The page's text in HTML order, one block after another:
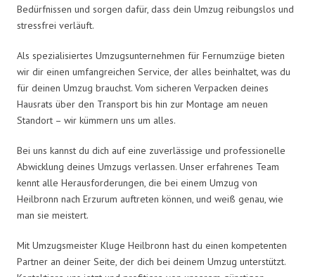
Bedürfnissen und sorgen dafür, dass dein Umzug reibungslos und
stressfrei verläuft.
Als spezialisiertes Umzugsunternehmen für Fernumzüge bieten
wir dir einen umfangreichen Service, der alles beinhaltet, was du
für deinen Umzug brauchst. Vom sicheren Verpacken deines
Hausrats über den Transport bis hin zur Montage am neuen
Standort – wir kümmern uns um alles.
Bei uns kannst du dich auf eine zuverlässige und professionelle
Abwicklung deines Umzugs verlassen. Unser erfahrenes Team
kennt alle Herausforderungen, die bei einem Umzug von
Heilbronn nach Erzurum auftreten können, und weiß genau, wie
man sie meistert.
Mit Umzugsmeister Kluge Heilbronn hast du einen kompetenten
Partner an deiner Seite, der dich bei deinem Umzug unterstützt.